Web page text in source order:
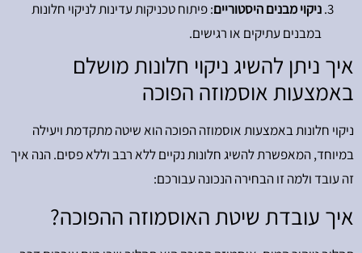
ניקוי מבנים היסטוריים: פיתוח טכניקות עדינות לניקוי חלונות
במבנים עתיקים או רגישים.
איך ניתן להשיג ניקוי חלונות מושלם
באמצעות אוסמוזה הפוכה
ניקוי חלונות באמצעות אוסמוזה הפוכה הוא שיטה מתקדמת ויעילה
במיוחד, המאפשרת להשיג חלונות נקיים ללא רבב וללא פסים. הנה איך
זה עובד ולמה זו הבחירה הנכונה עבורכם:
איך עובדת שיטת האוסמוזה ההפוכה?